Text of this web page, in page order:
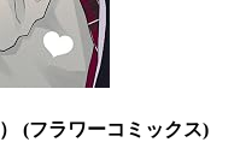
(フラワーコミックス)